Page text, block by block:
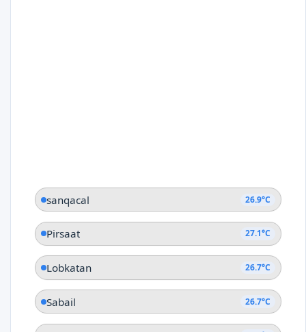
sanqacal 26.9°C
Pirsaat 27.1°C
Lobkatan 26.7°C
Sabail 26.7°C